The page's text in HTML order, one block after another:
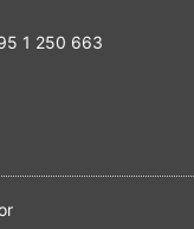
1 250 663